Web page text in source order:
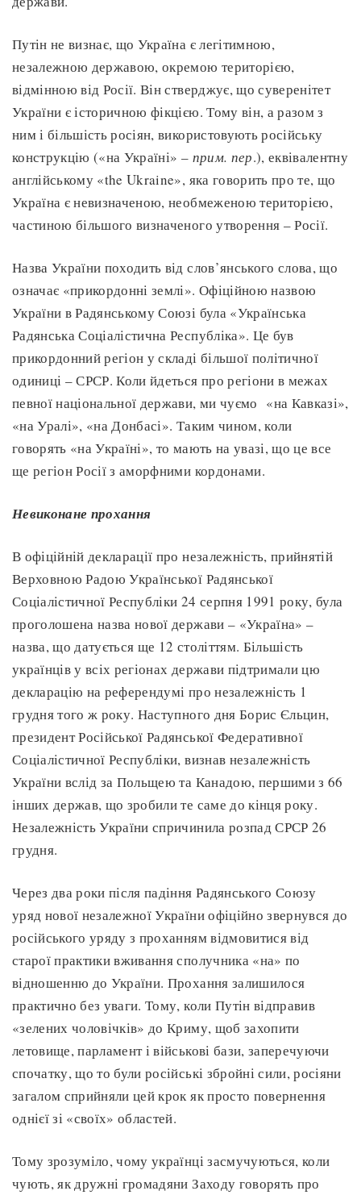
Путін не визнає, що Україна є легітимною,
незалежною державою, окремою територією,
відмінною від Росії. Він стверджує, що суверенітет
України є історичною фікцією. Тому він, а разом з
ним і більшість росіян, використовують російську
конструкцію («на Україні» – прим. пер.), еквівалентну
англійському «the Ukraine», яка говорить про те, що
Україна є невизначеною, необмеженою територією,
частиною більшого визначеного утворення – Росії.
Назва України походить від слов’янського слова, що
означає «прикордонні землі». Офіційною назвою
України в Радянському Союзі була «Українська
Радянська Соціалістична Республіка». Це був
прикордонний регіон у складі більшої політичної
одиниці – СРСР. Коли йдеться про регіони в межах
певної національної держави, ми чуємо «на Кавказі»,
«на Уралі», «на Донбасі». Таким чином, коли
говорять «на Україні», то мають на увазі, що це все
ще регіон Росії з аморфними кордонами.
Невиконане прохання
В офіційній декларації про незалежність, прийнятій
Верховною Радою Української Радянської
Соціалістичної Республіки 24 серпня 1991 року, була
проголошена назва нової держави – «Україна» –
назва, що датується ще 12 століттям. Більшість
українців у всіх регіонах держави підтримали цю
декларацію на референдумі про незалежність 1
грудня того ж року. Наступного дня Борис Єльцин,
президент Російської Радянської Федеративної
Соціалістичної Республіки, визнав незалежність
України вслід за Польщею та Канадою, першими з 66
інших держав, що зробили те саме до кінця року.
Незалежність України спричинила розпад СРСР 26
грудня.
Через два роки після падіння Радянського Союзу
уряд нової незалежної України офіційно звернувся до
російського уряду з проханням відмовитися від
старої практики вживання сполучника «на» по
відношенню до України. Прохання залишилося
практично без уваги. Тому, коли Путін відправив
«зелених чоловічків» до Криму, щоб захопити
летовище, парламент і військові бази, заперечуючи
спочатку, що то були російські збройні сили, росіяни
загалом сприйняли цей крок як просто повернення
однієї зі «своїх» областей.
Тому зрозуміло, чому українці засмучуються, коли
чують, як дружні громадяни Заходу говорять про